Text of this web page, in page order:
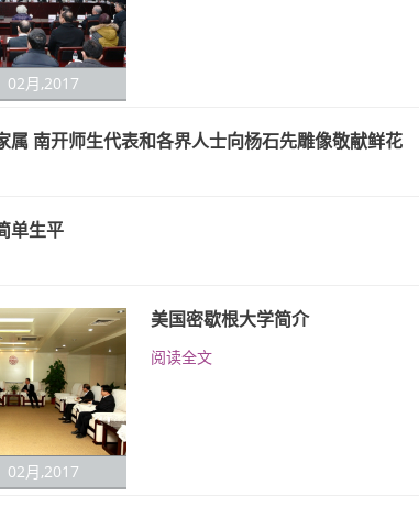
02月,2017
属 南开师生代表和各界人士向杨石先雕像敬献鲜花
单生平
02月,2017
美国密歇根大学简介
阅读全文